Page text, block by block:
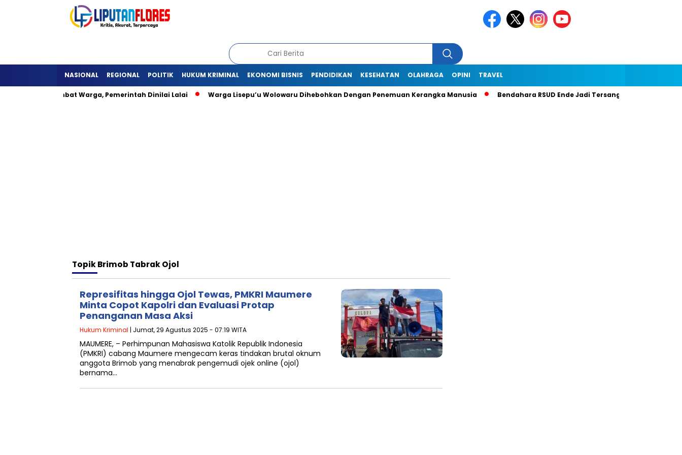
NASIONAL REGIONAL POLITIK HUKUM KRIMINAL EKONOMI BISNIS PENDIDIKAN KESEHATAN OLAHRAGA OPINI TRAVEL
Detukeli Hambat Warga, Pemerintah Dinilai Lalai Warga Lisepu’u Wolowaru Dihebohkan Dengan Penemuan Kerangka Manusia Bendahara RSUD Ende Jadi Tersangka Dugaan
TopikBrimob Tabrak Ojol
Represifitas hingga Ojol Tewas, PMKRI Maumere
Minta Copot Kapolri dan Evaluasi Protap
Penanganan Masa Aksi
Hukum Kriminal | Jumat, 29 Agustus 2025 - 07:19 WITA
MAUMERE, – Perhimpunan Mahasiswa Katolik Republik Indonesia
(PMKRI) cabang Maumere mengecam keras tindakan brutal oknum
anggota Brimob yang menabrak pengemudi ojek online (ojol)
bernama…